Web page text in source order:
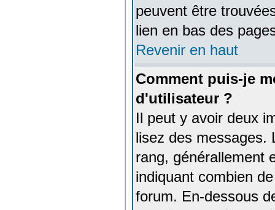
peuvent être
lien en bas des
Revenir en haut
Comment puis-je
d'utilisateur ?
Il peut y avoir deux
lisez des messages.
rang, générallement
indiquant combien
forum. En-dessous